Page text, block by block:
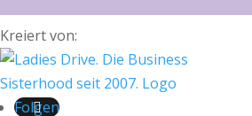
Kreiert von:
Folgen